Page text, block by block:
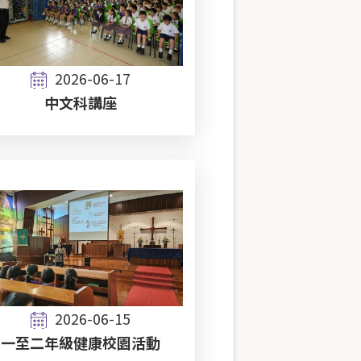
2026-06-17
中文科講座
2026-06-15
一至二年級健康校園活動